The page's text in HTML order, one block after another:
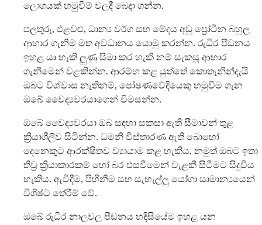
ලොගයක් හමුවීම් වලදී බෙදා ගන්න.
පලතුරු, එළවළු, ධාන්‍ය වර්ග සහ මේදය අඩු ප්‍රෝටීන බහුල
ආහාර ගැනීම මත අවධානය යොමු කරන්න. රුධිර පීඩනය
ඉහළ යා හැකි ලුණු සීමා කර හැකි නම් සැකසූ ආහාර
ගැනීමෙන් වළකින්න. ආරම්භ කළ යුත්තේ කොතැනින්දැයි
ඔබට විශ්වාස නැතිනම්, පෝෂණවේදියෙකු හමුවීම ගැන
ඔබේ වෛද්‍යවරයාගෙන් විමසන්න.
ඔබේ වෛද්‍යවරයා ඔබ සඳහා සකසා ඇති සීමාවන් තුළ
ක්‍රියාශීලීව සිටින්න. ධමනි විස්තාරණ ඇති බොහෝ
දෙනෙකුට ආරක්ෂිතව ව්‍යායාම කළ හැකිය, නමුත් ඔබට ඉතා
තීව්‍ර ක්‍රියාකාරකම් හෝ බර එසවීමෙන් වැළකී සිටීමට සිදුවිය
හැකිය. ඇවිදීම, පිහිනීම සහ සැහැල්ලු යෝගා සාමාන්‍යයෙන්
විශිෂ්ට තේරීම් වේ.
ඔබේ රුධිර නාලවල පීඩනය හදිසියේම ඉහළ යන